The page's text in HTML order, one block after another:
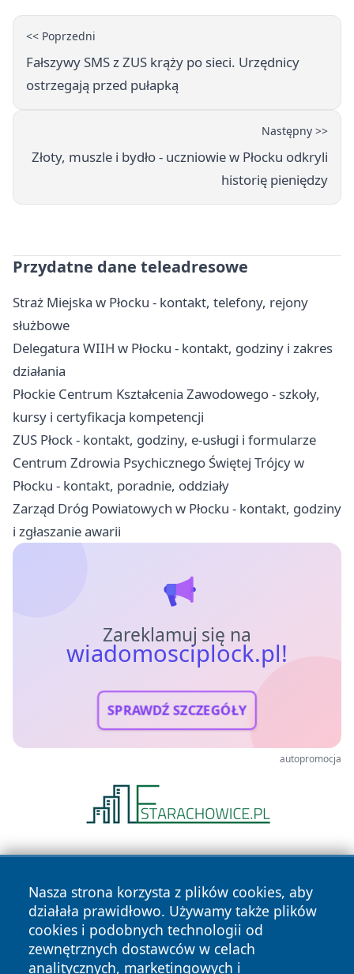
<< Poprzedni
Fałszywy SMS z ZUS krąży po sieci. Urzędnicy
ostrzegają przed pułapką
Następny >>
Złoty, muszle i bydło - uczniowie w Płocku odkryli
historię pieniędzy
Przydatne dane teleadresowe
Straż Miejska w Płocku - kontakt, telefony, rejony
służbowe
Delegatura WIIH w Płocku - kontakt, godziny i zakres
działania
Płockie Centrum Kształcenia Zawodowego - szkoły,
kursy i certyfikacja kompetencji
ZUS Płock - kontakt, godziny, e-usługi i formularze
Centrum Zdrowia Psychicznego Świętej Trójcy w
Płocku - kontakt, poradnie, oddziały
Zarząd Dróg Powiatowych w Płocku - kontakt, godziny
i zgłaszanie awarii
Zareklamuj się na
wiadomosciplock.pl!
SPRAWDŹ SZCZEGÓŁY
autopromocja
Nasza strona korzysta z plików cookies, aby
działała prawidłowo. Używamy także plików
cookies i podobnych technologii od
zewnętrznych dostawców w celach
analitycznych, marketingowych i
Copyright © 2026 wiadomosciplock.pl Wszystkie prawa
zastrzeżone.